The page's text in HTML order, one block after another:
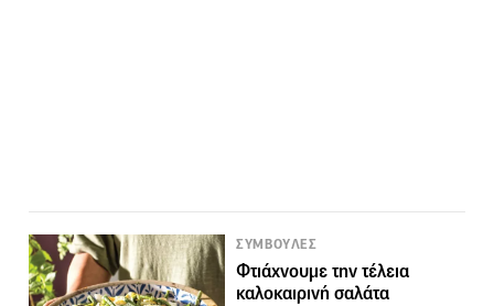
ΣΥΜΒΟΥΛΕΣ
Φτιάχνουμε την τέλεια
καλοκαιρινή σαλάτα